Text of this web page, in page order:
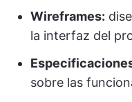
Wireframes:
la interfaz del
sobre las